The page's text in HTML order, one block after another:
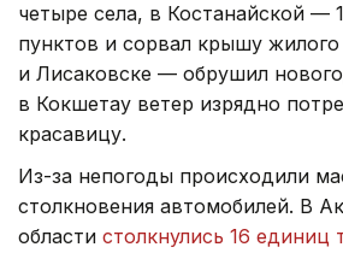
четыре села, в Костанайской —
пунктов и сорвал крышу
и Лисаковске — обрушил
в Кокшетау ветер изрядно
красавицу.
Из-за непогоды происходили
столкновения автомобилей. В
области столкнулись 16 единиц